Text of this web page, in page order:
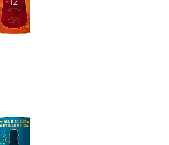
Korb